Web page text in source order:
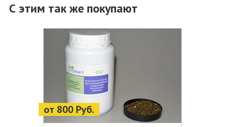
С этим так же покупают
от 800 Руб.